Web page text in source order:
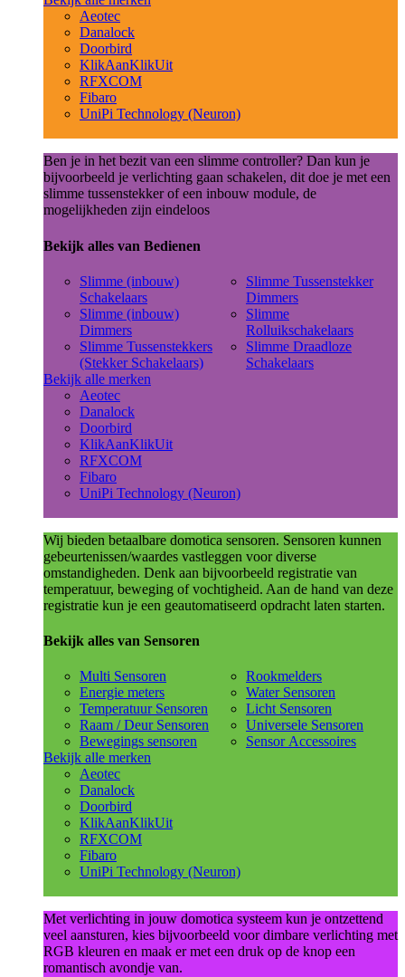
Aeotec
Danalock
Doorbird
KlikAanKlikUit
RFXCOM
Fibaro
UniPi Technology (Neuron)
Ben je in het bezit van een slimme controller? Dan kun je
bijvoorbeeld je verlichting gaan schakelen, dit doe je met een
slimme tussenstekker of een inbouw module, de
mogelijkheden zijn eindeloos
Bekijk alles van Bedienen
Slimme (inbouw)
Schakelaars
Slimme (inbouw)
Dimmers
Slimme Tussenstekkers
(Stekker Schakelaars)
Slimme Tussenstekker
Dimmers
Slimme
Rolluikschakelaars
Slimme Draadloze
Schakelaars
Bekijk alle merken
Aeotec
Danalock
Doorbird
KlikAanKlikUit
RFXCOM
Fibaro
UniPi Technology (Neuron)
Wij bieden betaalbare domotica sensoren. Sensoren kunnen
gebeurtenissen/waardes vastleggen voor diverse
omstandigheden. Denk aan bijvoorbeeld registratie van
temperatuur, beweging of vochtigheid. Aan de hand van deze
registratie kun je een geautomatiseerd opdracht laten starten.
Bekijk alles van Sensoren
Multi Sensoren
Energie meters
Temperatuur Sensoren
Raam / Deur Sensoren
Bewegings sensoren
Rookmelders
Water Sensoren
Licht Sensoren
Universele Sensoren
Sensor Accessoires
Bekijk alle merken
Aeotec
Danalock
Doorbird
KlikAanKlikUit
RFXCOM
Fibaro
UniPi Technology (Neuron)
Met verlichting in jouw domotica systeem kun je ontzettend
veel aansturen, kies bijvoorbeeld voor dimbare verlichting met
RGB kleuren en maak er met een druk op de knop een
romantisch avondje van.